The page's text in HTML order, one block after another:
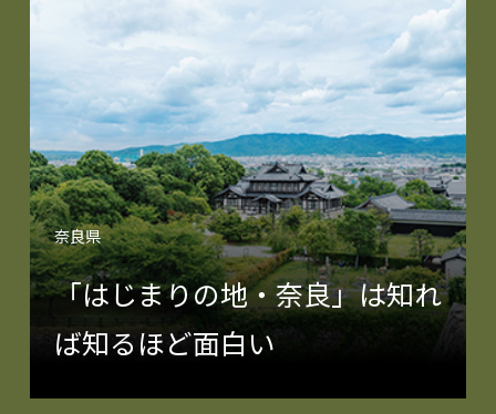
奈良県
「はじまりの地・奈良」は知れ
ば知るほど面白い